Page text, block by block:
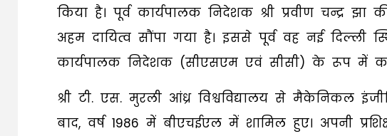
किया है। पूर्व कार्यपालक निदेशक श्री प्रवीण चन्द्र झा
अहम दायित्व सौंपा गया है। इससे पूर्व वह नई दिल्ली
कार्यपालक निदेशक (सीएसएम एवं सीसी) के रूप में
श्री टी. एस. मुरली आंध्र विश्वविद्यालय से मैकेनिकल
बाद, वर्ष 1986 में बीएचईएल में शामिल हुए। अपनी